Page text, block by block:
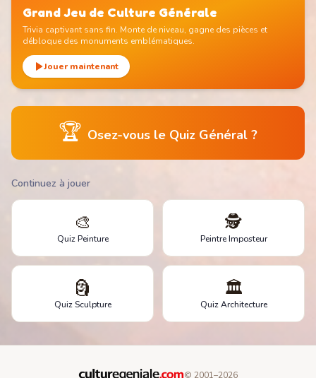
Grand Jeu de Culture Générale
Trivia captivant sans fin. Monte de niveau, gagne des pièces et
débloque des monuments emblématiques.
Jouer maintenant
🏆 Osez-vous le Quiz Général ?
Continuez à jouer
🎨
Quiz Peinture
🕵️
Peintre Imposteur
🗿
Quiz Sculpture
🏛️
Quiz Architecture
© 2001–2026